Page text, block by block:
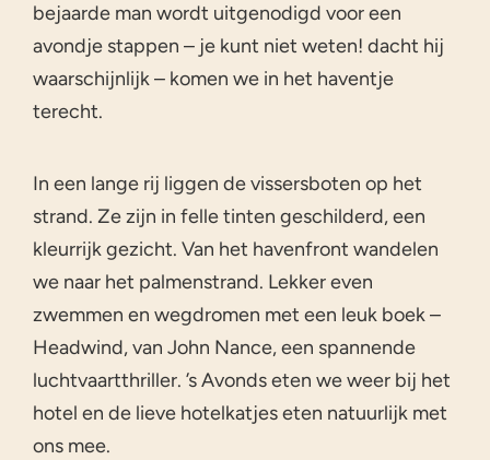
bejaarde man wordt uitgenodigd voor een
avondje stappen – je kunt niet weten! dacht hij
waarschijnlijk – komen we in het haventje
terecht.
In een lange rij liggen de vissersboten op het
strand. Ze zijn in felle tinten geschilderd, een
kleurrijk gezicht. Van het havenfront wandelen
we naar het palmenstrand. Lekker even
zwemmen en wegdromen met een leuk boek –
Headwind, van John Nance, een spannende
luchtvaartthriller. ’s Avonds eten we weer bij het
hotel en de lieve hotelkatjes eten natuurlijk met
ons mee.